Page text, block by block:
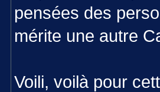
pensées des
mérite une autre
Voili, voilà pour